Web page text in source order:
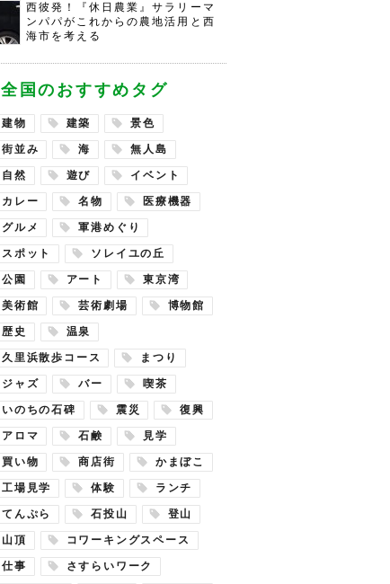
西彼発！『休日農業』サラリーマ
ンパパがこれからの農地活用と西
海市を考える
全国のおすすめタグ
建物 建築 景色
街並み 海 無人島
自然 遊び イベント
カレー 名物 医療機器
グルメ 軍港めぐり
スポット ソレイユの丘
公園 アート 東京湾
美術館 芸術劇場 博物館
歴史 温泉
久里浜散歩コース まつり
ジャズ バー 喫茶
いのちの石碑 震災 復興
アロマ 石鹸 見学
買い物 商店街 かまぼこ
工場見学 体験 ランチ
てんぷら 石投山 登山
山頂 コワーキングスペース
仕事 さすらいワーク